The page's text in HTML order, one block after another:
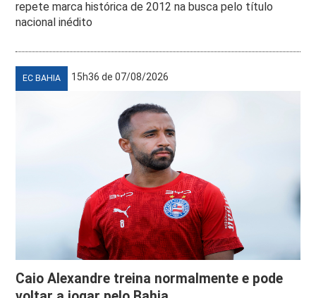
repete marca histórica de 2012 na busca pelo título
nacional inédito
EC BAHIA 15h36 de 07/08/2026
Caio Alexandre treina normalmente e pode